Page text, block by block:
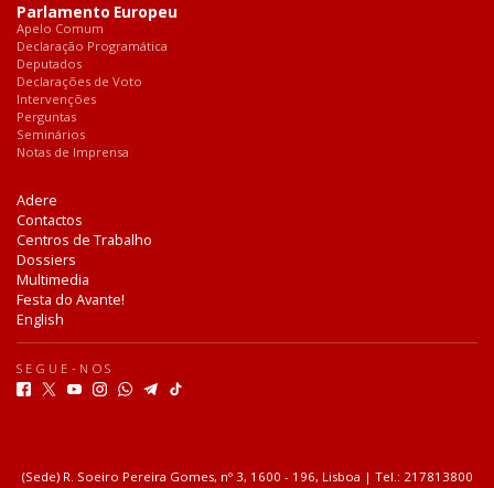
Parlamento Europeu
Apelo Comum
Declaração Programática
Deputados
Declarações de Voto
Intervenções
Perguntas
Seminários
Notas de Imprensa
Adere
Contactos
Centros de Trabalho
Dossiers
Multimedia
Festa do Avante!
English
SEGUE-NOS
F
b
T
t u
I
a
W
s
T
g
T
o
(Sede) R. Soeiro Pereira Gomes, nº 3, 1600 - 196, Lisboa | Tel.: 217813800